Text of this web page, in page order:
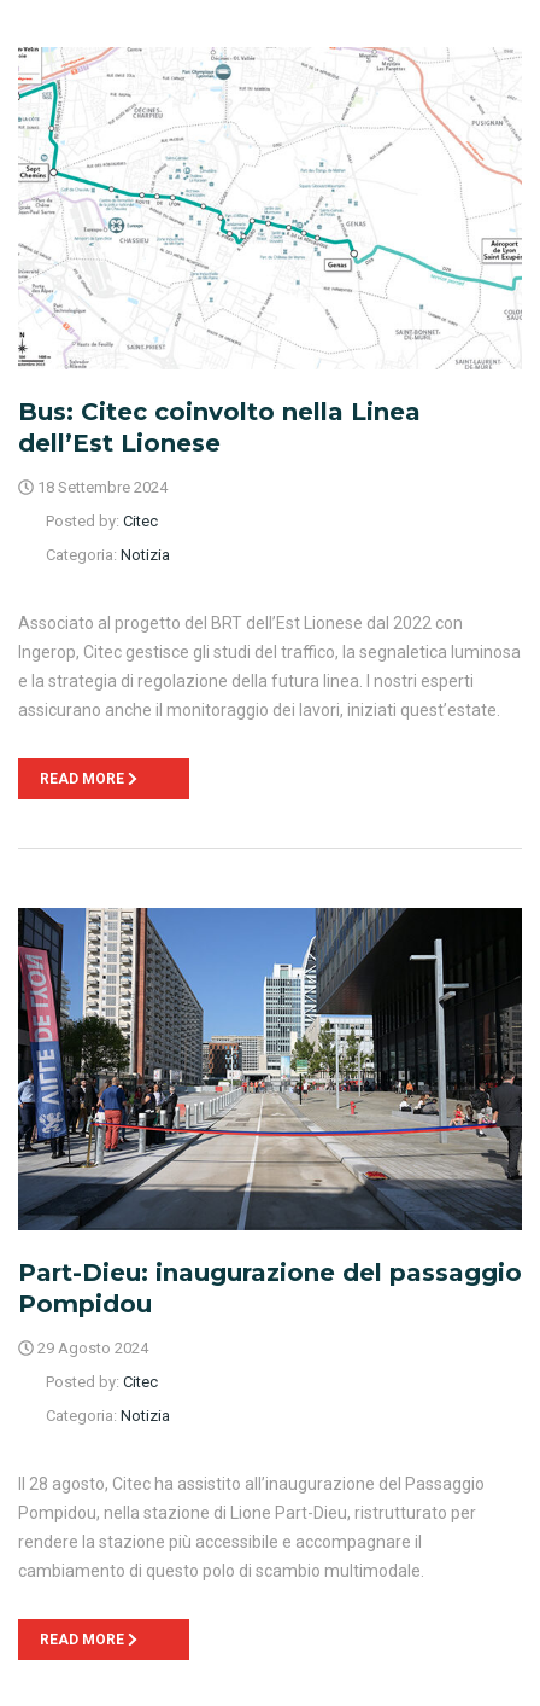
Bus: Citec coinvolto nella Linea
dell’Est Lionese
18 Settembre 2024
Posted by: Citec
Categoria: Notizia
Associato al progetto del BRT dell’Est Lionese dal 2022 con
Ingerop, Citec gestisce gli studi del traffico, la segnaletica luminosa
e la strategia di regolazione della futura linea. I nostri esperti
assicurano anche il monitoraggio dei lavori, iniziati quest’estate.
READ MORE
Part-Dieu: inaugurazione del passaggio
Pompidou
29 Agosto 2024
Posted by: Citec
Categoria: Notizia
Il 28 agosto, Citec ha assistito all’inaugurazione del Passaggio
Pompidou, nella stazione di Lione Part-Dieu, ristrutturato per
rendere la stazione più accessibile e accompagnare il
cambiamento di questo polo di scambio multimodale.
READ MORE